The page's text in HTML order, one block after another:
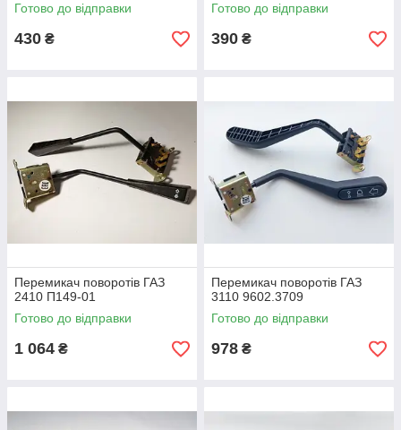
Готово до відправки
430 ₴
Готово до відправки
390 ₴
Перемикач поворотів ГАЗ
2410 П149-01
Готово до відправки
1 064 ₴
Перемикач поворотів ГАЗ
3110 9602.3709
Готово до відправки
978 ₴